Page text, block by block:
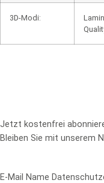
3D-Modi:
Jetzt kostenfrei
Bleiben Sie mit unserem
E-Mail Name